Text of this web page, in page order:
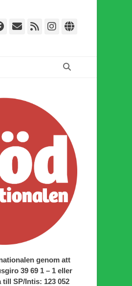
Facebook
E-
Webbflöde
Instagram
genom att
39 69 1 – 1 eller
SP/Intis: 123 052